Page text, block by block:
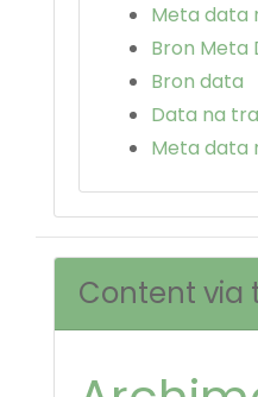
Meta data
Bron Meta
Bron data
Data na
Meta data
Content via